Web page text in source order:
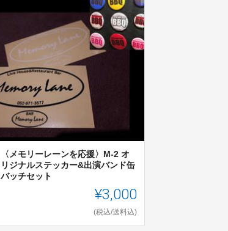
〈メモリーレーンを応援〉M-2 オ
リジナルステッカー&出演バンド缶
バッチセット
¥3,000
(税込/送料込)